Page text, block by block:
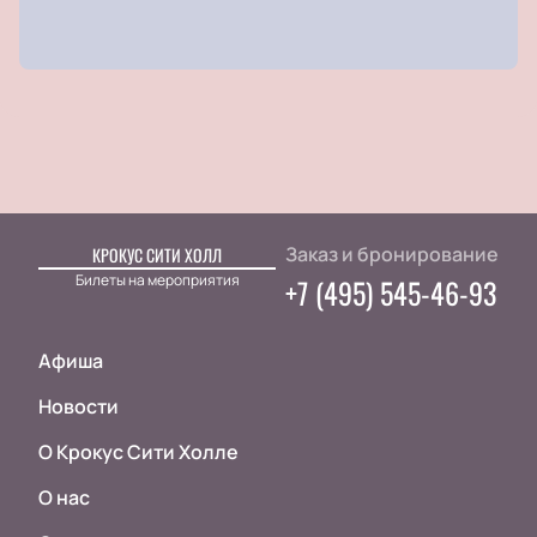
КРОКУС СИТИ ХОЛЛ
Билеты на мероприятия
Афиша
Новости
О Крокус Сити Холле
О нас
Заказ и бронирование
+7 (495) 545-46-93